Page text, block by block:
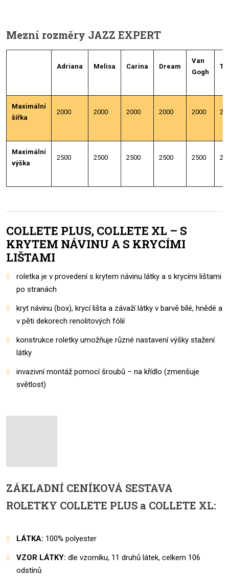
Mezní rozměry JAZZ EXPERT
Adriana Melisa Carina Dream
Van
Gogh
Maximální
šířka
2000 2000 2000 2000 2000
Maximální
výška
2500 2500 2500 2500 2500
COLLETE PLUS, COLLETE XL – S
KRYTEM NÁVINU A S KRYCÍMI
LIŠTAMI
roletka je v provedení s krytem návinu látky a s krycími lištami
po stranách
kryt návinu (box), krycí lišta a závaží látky v barvě bílé, hnědé a
v pěti dekorech renolitových fólií
konstrukce roletky umožňuje různé nastavení výšky stažení
látky
invazivní montáž pomocí šroubů – na křídlo (zmenšuje
světlost)
ZÁKLADNÍ CENÍKOVÁ SESTAVA
ROLETKY COLLETE PLUS a COLLETE XL:
LÁTKA: 100% polyester
VZOR LÁTKY: dle vzorníku, 11 druhů látek, celkem 106
odstínů